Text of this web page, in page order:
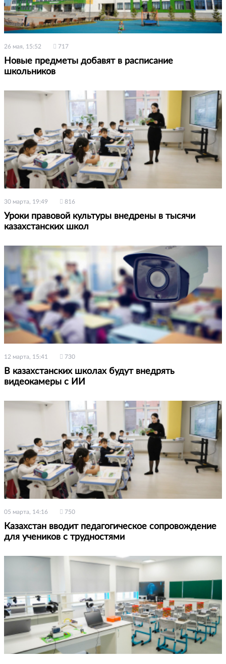
26 мая, 15:52 717
Новые предметы добавят в расписание
школьников
30 марта, 19:49 816
Уроки правовой культуры внедрены в тысячи
казахстанских школ
12 марта, 15:41 730
В казахстанских школах будут внедрять
видеокамеры с ИИ
05 марта, 14:16 750
Казахстан вводит педагогическое сопровождение
для учеников с трудностями